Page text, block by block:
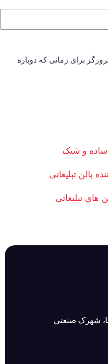
برای زمانی که دوباره
ساده و شیک
بالن تبلیغاتی
های تبلیغاتی
شهرک صنعتی